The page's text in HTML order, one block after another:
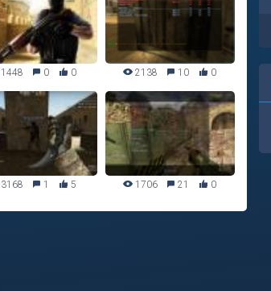
1448 0 0 2138 10 0
3168 1 5 1706 21 0